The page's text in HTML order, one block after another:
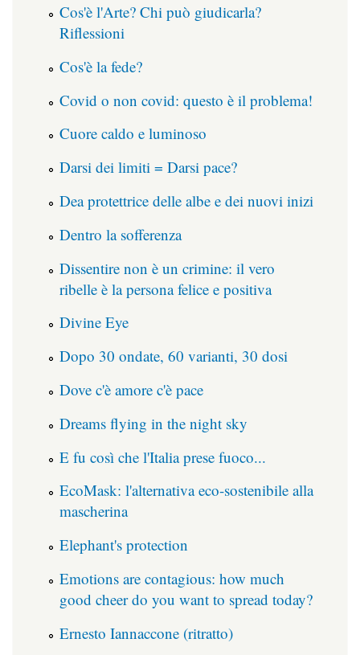
Cos'è l'Arte? Chi può giudicarla?
Riflessioni
Cos'è la fede?
Covid o non covid: questo è il problema!
Cuore caldo e luminoso
Darsi dei limiti = Darsi pace?
Dea protettrice delle albe e dei nuovi inizi
Dentro la sofferenza
Dissentire non è un crimine: il vero
ribelle è la persona felice e positiva
Divine Eye
Dopo 30 ondate, 60 varianti, 30 dosi
Dove c'è amore c'è pace
Dreams flying in the night sky
E fu così che l'Italia prese fuoco...
EcoMask: l'alternativa eco-sostenibile alla
mascherina
Elephant's protection
Emotions are contagious: how much
good cheer do you want to spread today?
Ernesto Iannaccone (ritratto)